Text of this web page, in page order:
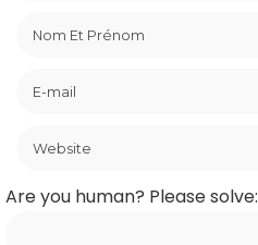
Are you human? Please solve: